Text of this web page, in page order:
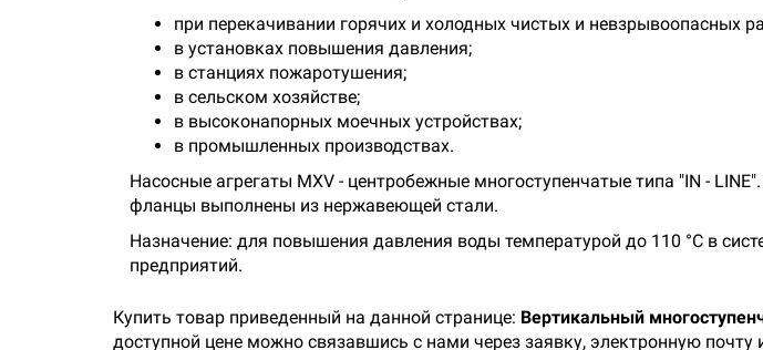
при перекачивании горячих и холодных чистых и невзрывоопасных
в установках повышения давления;
в станциях пожаротушения;
в сельском хозяйстве;
в высоконапорных моечных устройствах;
в промышленных производствах.
Насосные агрегаты MXV - центробежные многоступенчатые типа "IN -
фланцы выполнены из нержавеющей стали.
Назначение: для повышения давления воды температурой до 110 °С в
предприятий.
Купить товар приведенный на данной странице: Вертикальный
доступной цене можно связавшись с нами через заявку, электронную